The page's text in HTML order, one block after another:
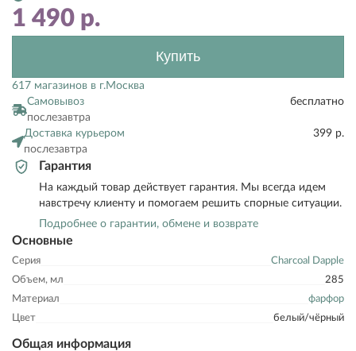
Основные
Серия
Charcoal Dapple
Объем, мл
285
Материал
фарфор
Цвет
белый/чёрный
Общая информация
1 490 р.
Купить
617 магазинов в г.Москва
Самовывоз
послезавтра
бесплатно
Доставка курьером
послезавтра
399 р.
Гарантия
На каждый товар действует гарантия. Мы всегда идем
навстречу клиенту и помогаем решить спорные ситуации.
Подробнее о гарантии, обмене и возврате